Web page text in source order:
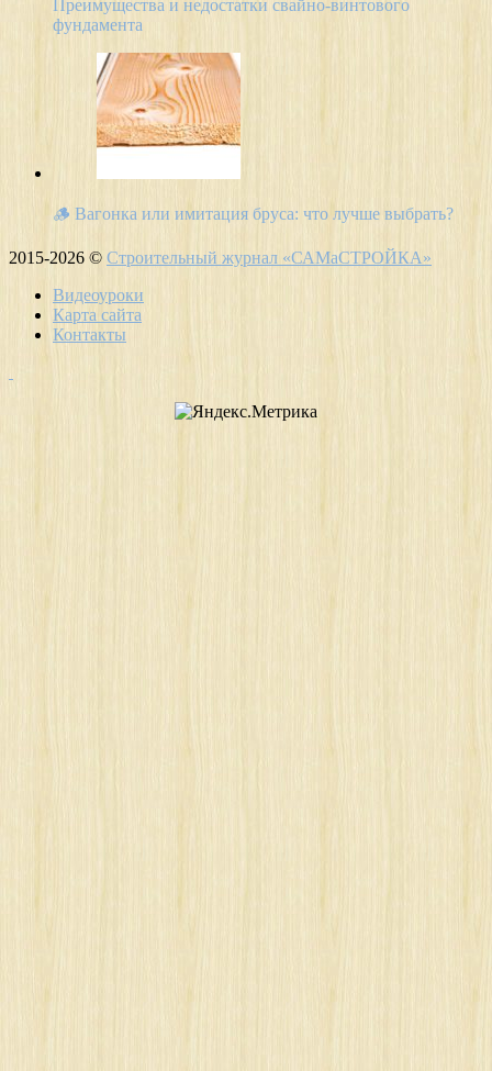
Преимущества и недостатки свайно-винтового
фундамента
🪵 Вагонка или имитация бруса: что лучше выбрать?
2015-2026 © Строительный журнал «САМаСТРОЙКА»
Видеоуроки
Карта сайта
Контакты